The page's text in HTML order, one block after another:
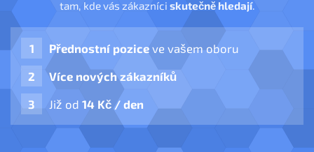
tam, kde vás zákazníci skutečně hledají.
Přednostní pozice ve vašem oboru
Více nových zákazníků
Již od 14 Kč / den